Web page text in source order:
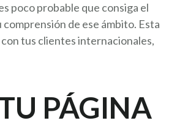
poco probable que consiga el
de ese ámbito. Esta
tus clientes internacionales,
PÁGINA